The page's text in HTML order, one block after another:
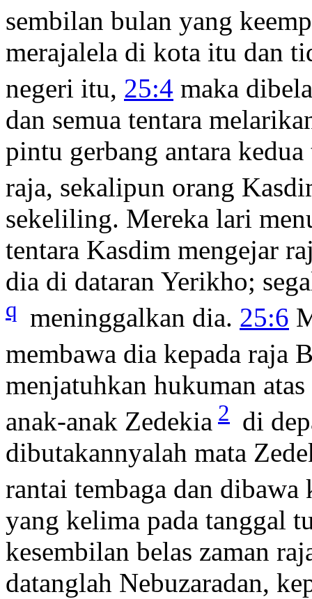
sembilan bulan yang
merajalela di kota itu dan
negeri itu, 25:4 maka
dan semua tentara
pintu gerbang antara
raja, sekalipun orang
sekeliling. Mereka lari
tentara Kasdim mengejar
dia di dataran Yerikho;
q meninggalkan dia. 25:6
membawa dia kepada raja
menjatuhkan hukuman
anak-anak Zedekia 2 di
dibutakannyalah mata
rantai tembaga dan dibawa
yang kelima pada tanggal
kesembilan belas zaman
datanglah Nebuzaradan,